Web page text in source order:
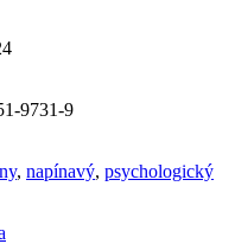
9731-9
, napínavý, psychologický